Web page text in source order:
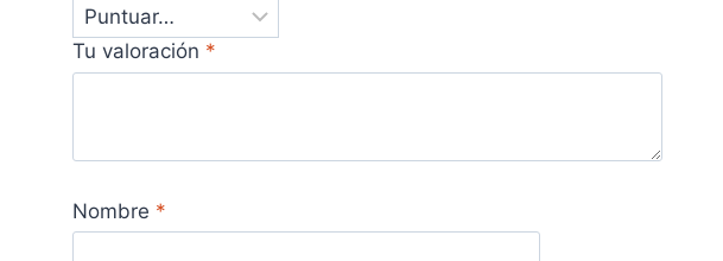
Tu valoración *
Nombre *